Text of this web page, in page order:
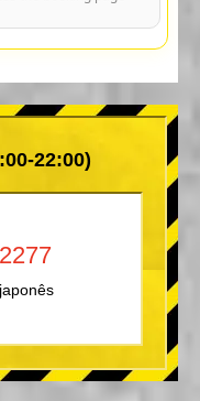
22:00)